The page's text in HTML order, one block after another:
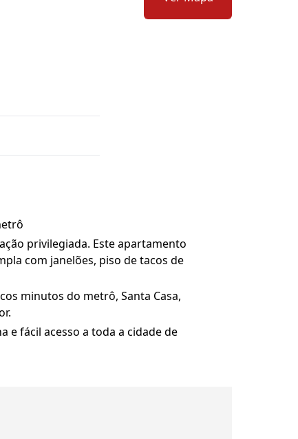
privilegiada. Este apartamento
com janelões, piso de tacos de
minutos do metrô, Santa Casa,
fácil acesso a toda a cidade de